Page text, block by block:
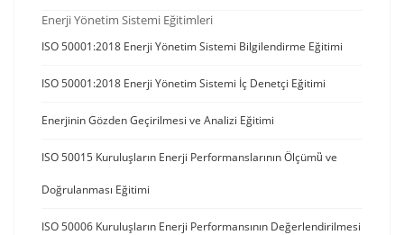
Enerji Yönetim Sistemi Eğitimleri
ISO 50001:2018 Enerji Yönetim Sistemi Bilgilendirme Eğitimi
ISO 50001:2018 Enerji Yönetim Sistemi İç Denetçi Eğitimi
Enerjinin Gözden Geçirilmesi ve Analizi Eğitimi
ISO 50015 Kuruluşların Enerji Performanslarının Ölçümü̈ ve
Doğrulanması Eğitimi
ISO 50006 Kuruluşların Enerji Performansının Değerlendirilmesi